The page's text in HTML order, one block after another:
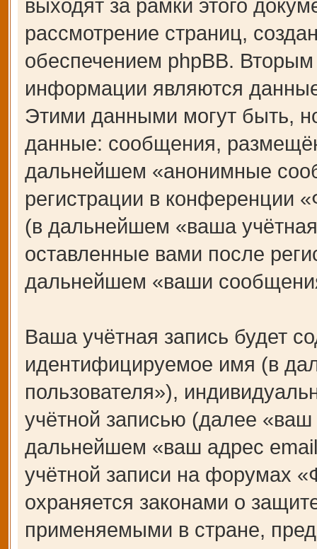
выходят за рамки этого
рассмотрение страниц,
обеспечением phpBB.
информации являются
Этими данными могут быть,
данные: сообщения,
дальнейшем «анонимные
регистрации в
(в дальнейшем «ваша
оставленные вами после
дальнейшем «ваши
Ваша учётная запись будет
идентифицируемое имя (в
пользователя»),
учётной записью (далее
дальнейшем «ваш адрес
учётной записи на форумах
охраняется законами о
применяемыми в стране,